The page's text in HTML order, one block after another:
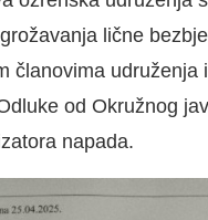
lične
članovima
od Okružnog
napada.